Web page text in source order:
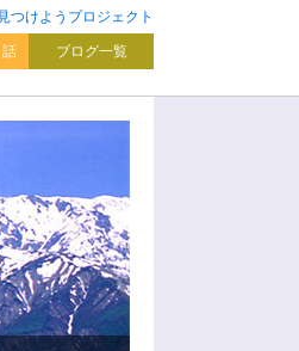
見つけようプロジェクト
ブログ一覧